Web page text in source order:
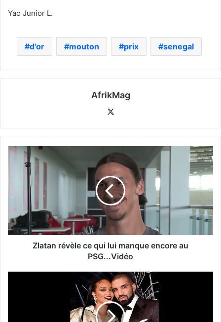
Yao Junior L.
d'or mouton prix senegal
AfrikMag
Zlatan révèle ce qui lui manque encore au
PSG...Vidéo